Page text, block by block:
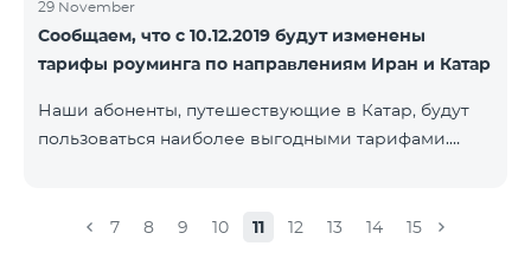
29 November
Сообщаем, что с 10.12.2019 будут изменены
тарифы роуминга по направлениям Иран и Катар
Наши абоненты, путешествующие в Катар, будут
пользоваться наиболее выгодными тарифами.
одной минуты локальных звонков - 500 драм,
7 8 9 10 11 12 13 14 15